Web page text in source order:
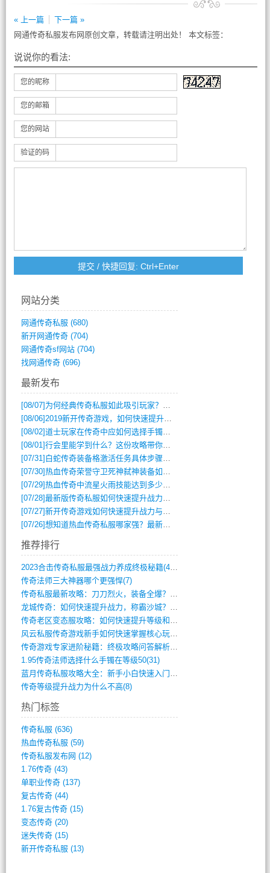
« 上一篇
下一篇 »
网通传奇私服发布网原创文章，转载请注明出处！ 本文标签：
说说你的看法:
您的昵称
您的邮箱
您的网站
验证的码
网站分类
网通传奇私服 (680)
新开网通传奇(704)
网通传奇sf网站(704)
找网通传奇(696)
最新发布
[08/07] 为何经典传奇私服如此吸引玩家？深度攻略解析
[08/06]2019新开传奇游戏，如何快速提升角色等级？
[08/02]道士玩家在传奇中应如何选择手镯装备？
[08/01]行会里能学到什么？这份攻略带你全掌握
[07/31] 白蛇传奇装备格激活任务具体步骤是什么？如何完成？
[07/30]热血传奇荣誉守卫死神弑神装备如何获取与佩戴攻略？
[07/29]热血传奇中流星火雨技能达到多少级可以开始练装备？
[07/28]最新版传奇私服如何快速提升战力与获取稀有装备？
[07/27]新开传奇游戏如何快速提升战力与获取稀有装备？
[07/26]想知道热血传奇私服哪家强？最新排行榜攻略全解析
推荐排行
2023合击传奇私服最强战力养成终极秘籍(428)
传奇法师三大神器哪个更强悍(7)
传奇私服最新攻略：刀刀烈火，装备全爆？攻(813)
龙城传奇：如何快速提升战力，称霸沙城？(802)
传奇老区变态服攻略：如何快速提升等级和战(379)
风云私服传奇游戏新手如何快速掌握核心玩法(616)
传奇游戏专家进阶秘籍：终极攻略问答解析(848)
1.95传奇法师选择什么手镯在等级50(31)
蓝月传奇私服攻略大全：新手小白快速入门指(386)
传奇等级提升战力为什么不高(8)
热门标签
传奇私服 (636)
热血传奇私服 (59)
传奇私服发布网 (12)
1.76传奇(43)
单职业传奇(137)
复古传奇(44)
1.76复古传奇(15)
变态传奇(20)
迷失传奇(15)
新开传奇私服 (13)